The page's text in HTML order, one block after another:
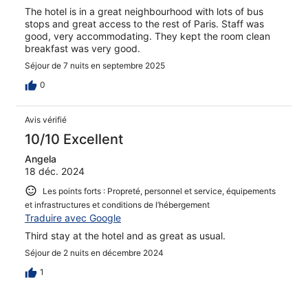
The hotel is in a great neighbourhood with lots of bus
stops and great access to the rest of Paris. Staff was
good, very accommodating. They kept the room clean
breakfast was very good.
Séjour de 7 nuits en septembre 2025
0
Avis vérifié
10/10 Excellent
Angela
18 déc. 2024
Les points forts : Propreté, personnel et service, équipements
et infrastructures et conditions de l’hébergement
Traduire avec Google
Third stay at the hotel and as great as usual.
Séjour de 2 nuits en décembre 2024
1